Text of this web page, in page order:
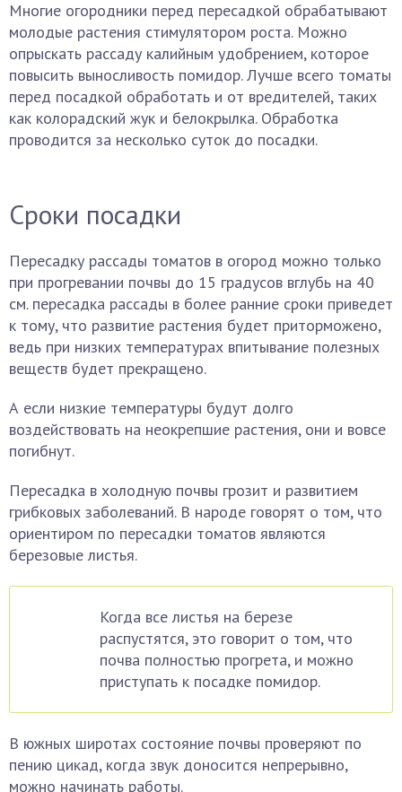
Многие огородники перед пересадкой обрабатывают
молодые растения стимулятором роста. Можно
опрыскать рассаду калийным удобрением, которое
повысить выносливость помидор. Лучше всего томаты
перед посадкой обработать и от вредителей, таких
как колорадский жук и белокрылка. Обработка
проводится за несколько суток до посадки.
Сроки посадки
Пересадку рассады томатов в огород можно только
при прогревании почвы до 15 градусов вглубь на 40
см. пересадка рассады в более ранние сроки приведет
к тому, что развитие растения будет приторможено,
ведь при низких температурах впитывание полезных
веществ будет прекращено.
А если низкие температуры будут долго
воздействовать на неокрепшие растения, они и вовсе
погибнут.
Пересадка в холодную почвы грозит и развитием
грибковых заболеваний. В народе говорят о том, что
ориентиром по пересадки томатов являются
березовые листья.
Когда все листья на березе
распустятся, это говорит о том, что
почва полностью прогрета, и можно
приступать к посадке помидор.
В южных широтах состояние почвы проверяют по
пению цикад, когда звук доносится непрерывно,
можно начинать работы.